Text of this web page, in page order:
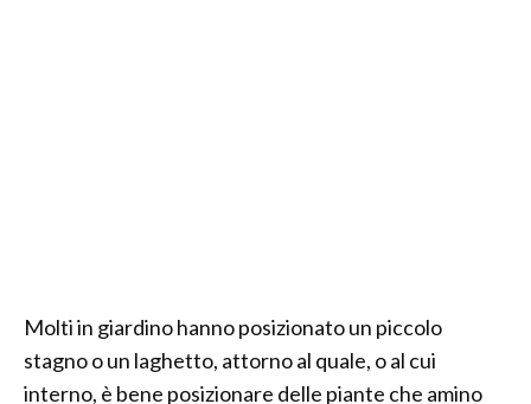
Molti in giardino hanno posizionato un piccolo
stagno o un laghetto, attorno al quale, o al cui
interno, è bene posizionare delle piante che amino